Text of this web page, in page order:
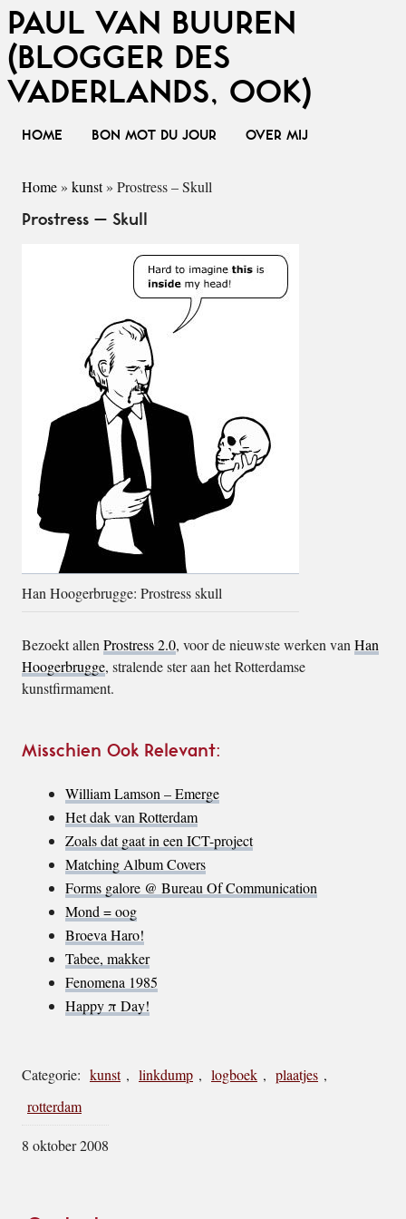
PAUL VAN BUUREN
(BLOGGER DES
VADERLANDS, OOK)
HOME BON MOT DU JOUR OVER MIJ
Home » kunst» Prostress – Skull
Prostress – Skull
Han Hoogerbrugge: Prostress skull
Bezoekt allen Prostress 2.0, voor de nieuwste werken van Han
Hoogerbrugge, stralende ster aan het Rotterdamse
kunstfirmament.
Misschien Ook Relevant:
William Lamson – Emerge
Het dak van Rotterdam
Zoals dat gaat in een ICT-project
Matching Album Covers
Forms galore @ Bureau Of Communication
Mond = oog
Broeva Haro!
Tabee, makker
Fenomena 1985
Happy π Day!
Categorie: kunst , linkdump , logboek , plaatjes ,
rotterdam
8 oktober 2008